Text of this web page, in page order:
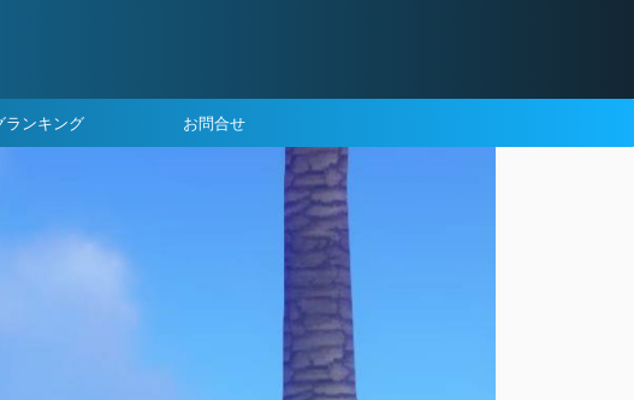
ランキング お問合せ